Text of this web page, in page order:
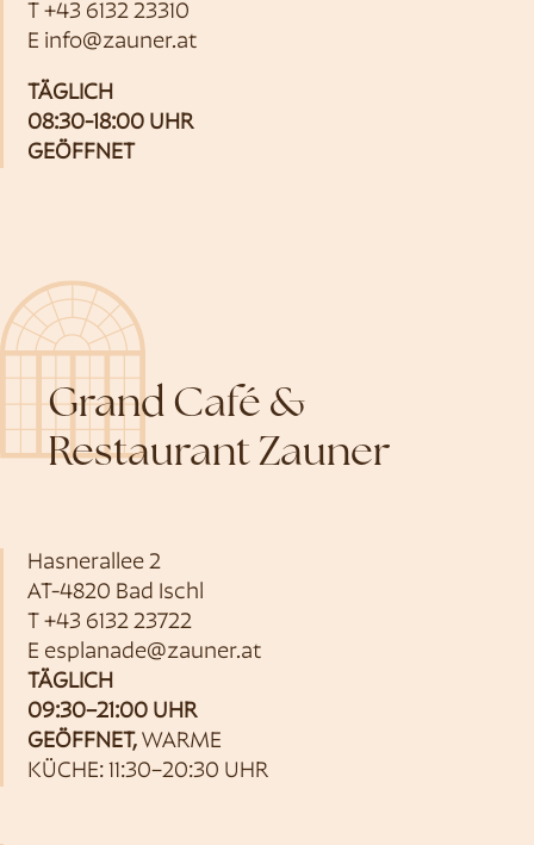
T +43 6132 23310
E info@zauner.at
TÄGLICH
08:30-18:00 UHR
GEÖFFNET
Grand Café &
Restaurant Zauner
Hasnerallee 2
AT-4820 Bad Ischl
T +43 6132 23722
E esplanade@zauner.at
TÄGLICH
09:30–21:00 UHR
GEÖFFNET, WARME
KÜCHE: 11:30–20:30 UHR